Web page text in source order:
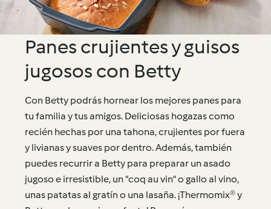
Panes crujientes y guisos
jugosos con Betty
Con Betty podrás hornear los mejores panes para
tu familia y tus amigos. Deliciosas hogazas como
recién hechas por una tahona, crujientes por fuera
y livianas y suaves por dentro. Además, también
puedes recurrir a Betty para preparar un asado
jugoso e irresistible, un “coq au vin” o gallo al vino,
unas patatas al gratín o una lasaña. ¡Thermomix® y